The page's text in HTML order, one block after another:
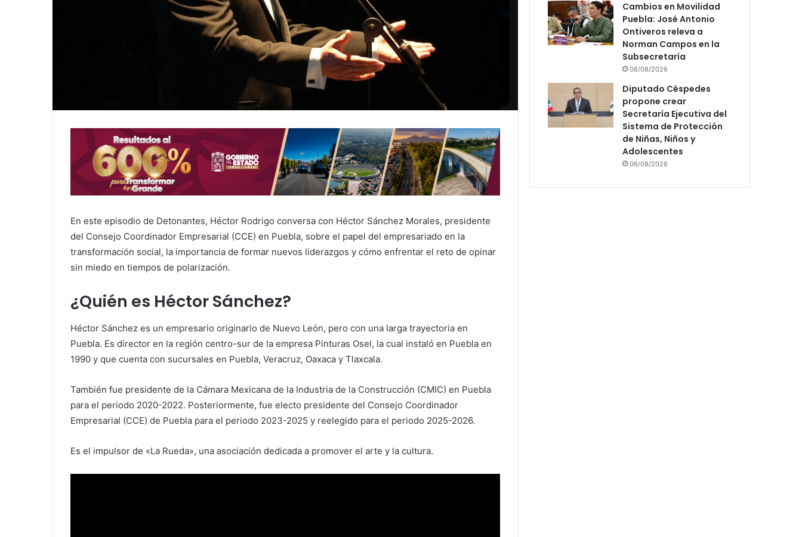
En este episodio de Detonantes, Héctor Rodrigo conversa con Héctor Sánchez Morales, presidente
del Consejo Coordinador Empresarial (CCE) en Puebla, sobre el papel del empresariado en la
transformación social, la importancia de formar nuevos liderazgos y cómo enfrentar el reto de opinar
sin miedo en tiempos de polarización.
¿Quién es Héctor Sánchez?
Héctor Sánchez es un empresario originario de Nuevo León, pero con una larga trayectoria en
Puebla. Es director en la región centro-sur de la empresa Pinturas Osel, la cual instaló en Puebla en
1990 y que cuenta con sucursales en Puebla, Veracruz, Oaxaca y Tlaxcala.
También fue presidente de la Cámara Mexicana de la Industria de la Construcción (CMIC) en Puebla
para el periodo 2020-2022. Posteriormente, fue electo presidente del Consejo Coordinador
Empresarial (CCE) de Puebla para el periodo 2023-2025 y reelegido para el periodo 2025-2026.
Es el impulsor de «La Rueda», una asociación dedicada a promover el arte y la cultura.
Cambios en Movilidad
Puebla: José Antonio
Ontiveros releva a
Norman Campos en la
Subsecretaría
06/08/2026
Diputado Céspedes
propone crear
Secretaría Ejecutiva del
Sistema de Protección
de Niñas, Niños y
Adolescentes
06/08/2026